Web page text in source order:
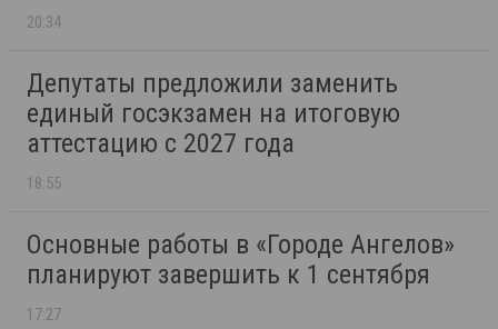
20:34
Депутаты предложили заменить
единый госэкзамен на итоговую
аттестацию с 2027 года
18:55
Основные работы в «Городе Ангелов»
планируют завершить к 1 сентября
17:27